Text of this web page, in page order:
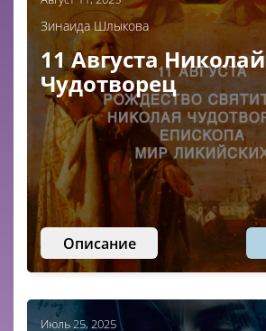
Зинаида Шлыкова
11 Августа Николай
Чудотворец
Описание
Июль 25, 2025